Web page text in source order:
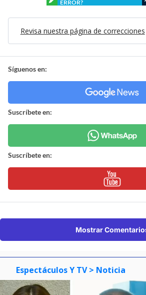
ERROR?
Revisa nuestra página de correcciones
Síguenos en:
Suscríbete en:
Suscríbete en:
Mostrar
Espectáculos Y TV > Noticia